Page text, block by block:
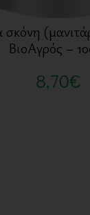
σκόνη
ΒιοΑγρός –
8,70€